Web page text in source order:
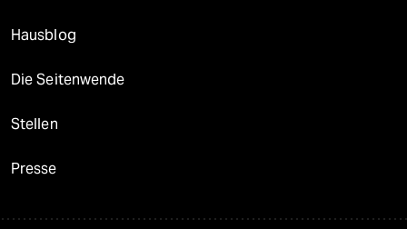
Hausblog
Die Seitenwende
Stellen
Presse